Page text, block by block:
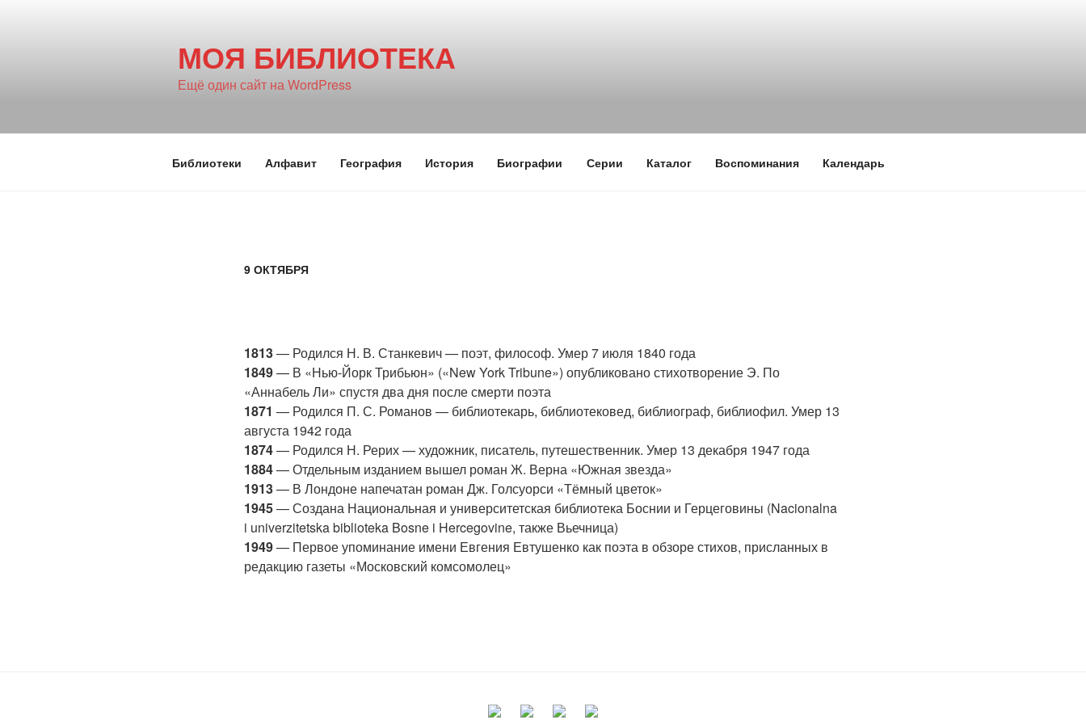
МОЯ БИБЛИОТЕКА
Ещё один сайт на WordPress
Библиотеки Алфавит География История Биографии Серии Каталог Воспоминания Календарь
9 ОКТЯБРЯ
1813— Родился Н. В. Станкевич — поэт, философ. Умер 7 июля 1840 года
1849— В «Нью-Йорк Трибьюн» («New York Tribune») опубликовано стихотворение Э. По
«Аннабель Ли» спустя два дня после смерти поэта
1871 — Родился П. С. Романов — библиотекарь, библиотековед, библиограф, библиофил. Умер 13
августа 1942 года
1874— Родился Н. Рерих — художник, писатель, путешественник. Умер 13 декабря 1947 года
1884— Отдельным изданием вышел роман Ж. Верна «Южная звезда»
1913— В Лондоне напечатан роман Дж. Голсуорси «Тёмный цветок»
1945— Создана Национальная и университетская библиотека Боснии и Герцеговины (Nacionalna
i univerzitetska biblioteka Bosne i Hercegovine, также Вьечница)
1949— Первое упоминание имени Евгения Евтушенко как поэта в обзоре стихов, присланных в
редакцию газеты «Московский комсомолец»